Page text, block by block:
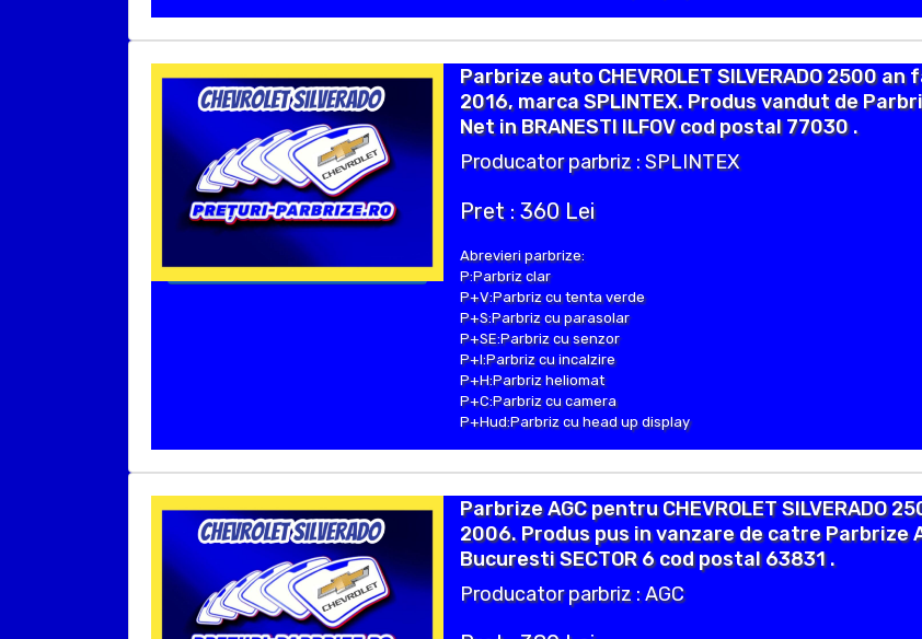
Parbrize auto CHEVROLET SILVERADO 2500
2016, marca SPLINTEX. Produs vandut de
Net in BRANESTI ILFOV cod postal 77030 .
Producator parbriz : SPLINTEX
Pret : 360 Lei
Abrevieri parbrize:
P:Parbriz clar
P+V:Parbriz cu tenta verde
P+S:Parbriz cu parasolar
P+SE:Parbriz cu senzor
P+I:Parbriz cu incalzire
P+H:Parbriz heliomat
P+C:Parbriz cu camera
P+Hud:Parbriz cu head up display
Parbrize AGC pentru CHEVROLET SILVERADO
2006. Produs pus in vanzare de catre Parbrize
Bucuresti SECTOR 6 cod postal 63831 .
Producator parbriz : AGC